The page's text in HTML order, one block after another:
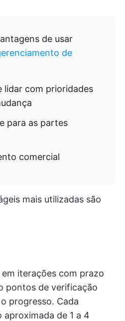
de usar
de
lidar com prioridades
para as partes
comercial
mais utilizadas são
iterações com prazo
pontos de verificação
progresso. Cada
de 1 a 4